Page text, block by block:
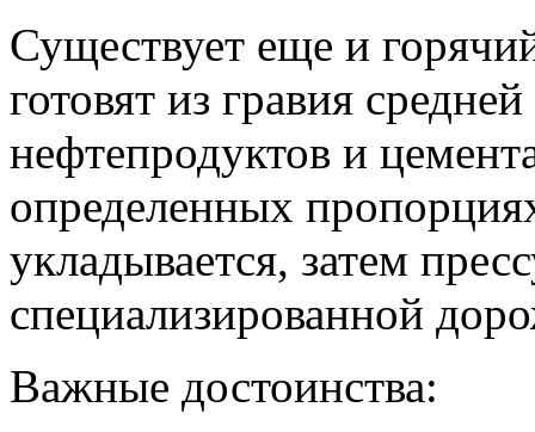
Существует еще и
готовят из гравия
нефтепродуктов и
определенных
укладывается, затем
специализированной
Важные достоинства: